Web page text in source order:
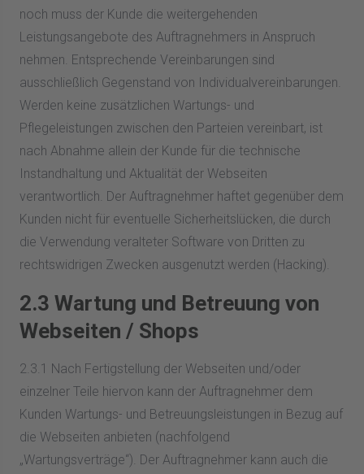
noch muss der Kunde die weitergehenden
Leistungsangebote des Auftragnehmers in Anspruch
nehmen. Entsprechende Vereinbarungen sind
ausschließlich Gegenstand von Individualvereinbarungen.
Werden keine zusätzlichen Wartungs- und
Pflegeleistungen zwischen den Parteien vereinbart, ist
nach Abnahme allein der Kunde für die technische
Instandhaltung und Aktualität der Webseiten
verantwortlich. Der Auftragnehmer haftet gegenüber dem
Kunden nicht für eventuelle Sicherheitslücken, die durch
die Verwendung veralteter Software von Dritten zu
rechtswidrigen Zwecken ausgenutzt werden (Hacking).
2.3 Wartung und Betreuung von
Webseiten / Shops
2.3.1 Nach Fertigstellung der Webseiten und/oder
einzelner Teile hiervon kann der Auftragnehmer dem
Kunden Wartungs- und Betreuungsleistungen in Bezug auf
die Webseiten anbieten (nachfolgend
„Wartungsverträge“). Der Auftragnehmer kann auch die